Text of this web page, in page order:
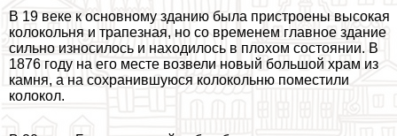
В 19 веке к основному зданию была пристроены высокая
колокольня и трапезная, но со временем главное здание
сильно износилось и находилось в плохом состоянии. В
1876 году на его месте возвели новый большой храм из
камня, а на сохранившуюся колокольню поместили
колокол.